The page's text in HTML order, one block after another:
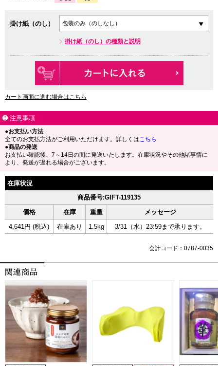
掛け紙（のし）
掛け紙（のし）の種類と説明
カート画面に進む場合はこちら
注意事項
●お支払い方法
全てのお支払方法がご利用いただけます。詳しくはこちら
●商品の発送
お支払い確認後、7～14日の間に発送いたします。在庫状況やその他諸事情に
より、発送が遅れる場合がございます。
在庫状況
商品番号:GIFT-119135
価格
在庫 重量
メッセージ
4,641円 (税込)
在庫あり 1.5kg 3/31（水）23:59まで承ります。
会計コード：0787-0035